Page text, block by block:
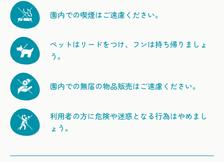
園内での喫煙はご遠慮ください。
ペットはリードをつけ、フンは持ち帰りましょ
う。
園内での無届の物品販売はご遠慮ください。
利用者の方に危険や迷惑となる行為はやめまし
ょう。